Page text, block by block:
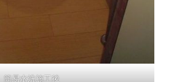
簡易水洗施工後